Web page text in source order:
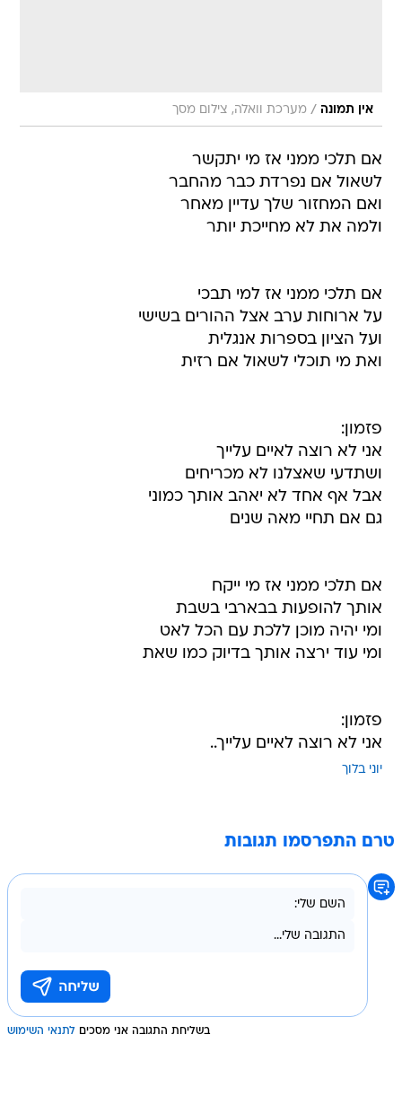
אין תמונה / מערכת וואלה, צילום מסך
אם תלכי ממני אז מי יתקשר
לשאול אם נפרדת כבר מהחבר
ואם המחזור שלך עדיין מאחר
ולמה את לא מחייכת יותר
אם תלכי ממני אז למי תבכי
על ארוחות ערב אצל ההורים בשישי
ועל הציון בספרות אנגלית
ואת מי תוכלי לשאול אם רזית
פזמון:
אני לא רוצה לאיים עלייך
ושתדעי שאצלנו לא מכריחים
אבל אף אחד לא יאהב אותך כמוני
גם אם תחיי מאה שנים
אם תלכי ממני אז מי ייקח
אותך להופעות בבארבי בשבת
ומי יהיה מוכן ללכת עם הכל לאט
ומי עוד ירצה אותך בדיוק כמו שאת
פזמון:
אני לא רוצה לאיים עלייך..
יוני בלוך
טרם התפרסמו תגובות
בשליחת התגובה אני מסכים לתנאי השימוש